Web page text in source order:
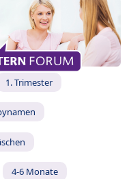
1. Trimester
4-6 Monate